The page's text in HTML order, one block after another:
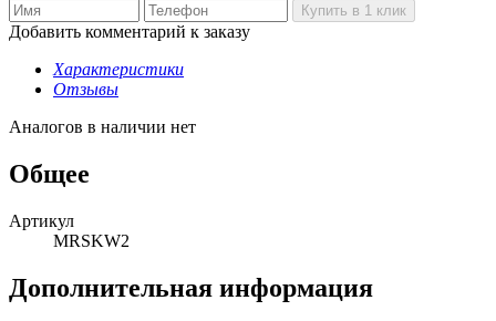
Добавить комментарий к заказу
Характеристики
Отзывы
Аналогов в наличии нет
Общее
Артикул
MRSKW2
Дополнительная информация